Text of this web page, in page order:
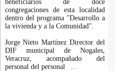
beneficiarios de doce
congregaciones de esta localidad
dentro del programa "Desarrollo a
la vivienda y a la Comunidad".
Jorge Nieto Martínez Director del
DIF municipal de Nogales,
Veracruz, acompañado del
personal del personal